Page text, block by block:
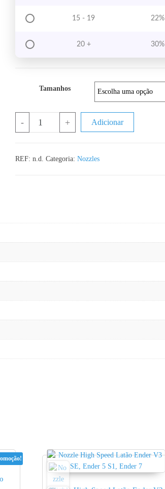
15 - 19 22%
20 + 30%
Tamanhos
- + Adicionar
REF: n.d. Categoria: Nozzles